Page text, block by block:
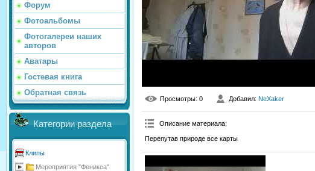
Форум
Фотоальбомы
Фотогалереи наших
авторов
Аватары
Гостевая книга
Обратная связь
Категории раздела
Клипы
Мероприятия "Феникса"
Просмотры: 0 Добавил: NeXaker
Описание материала:
Перепутав природе все карты